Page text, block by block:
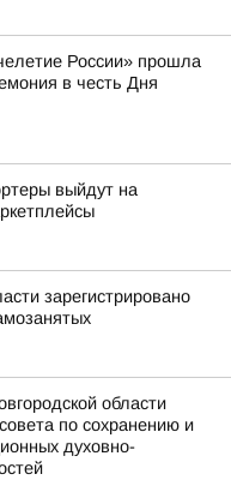
России» прошла
в честь Дня
выйдут на
зарегистрировано
области
по сохранению и
духовно-